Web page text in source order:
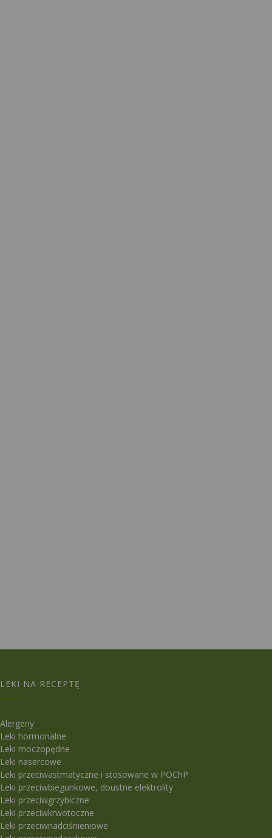
LEKI NA RECEPTĘ
Alergeny
Leki hormonalne
Leki moczopędne
Leki nasercowe
Leki przeciwastmatyczne i stosowane w POChP
Leki przeciwbiegunkowe, doustne elektrolity
Leki przeciwgrzybiczne
Leki przeciwkrwotoczne
Leki przeciwnadciśnieniowe